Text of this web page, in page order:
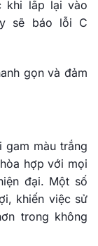
khi lắp lại vào
sẽ báo lỗi C
gọn và đảm
gam màu trắng
hợp với mọi
đại. Một số
khiến việc sử
trong không